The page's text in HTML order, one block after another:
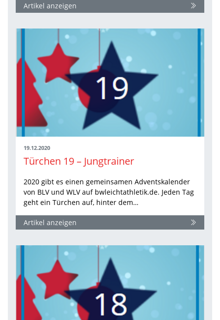
Artikel anzeigen
19.12.2020
Türchen 19 – Jungtrainer
2020 gibt es einen gemeinsamen Adventskalender
von BLV und WLV auf bwleichtathletik.de. Jeden Tag
geht ein Türchen auf, hinter dem…
Artikel anzeigen